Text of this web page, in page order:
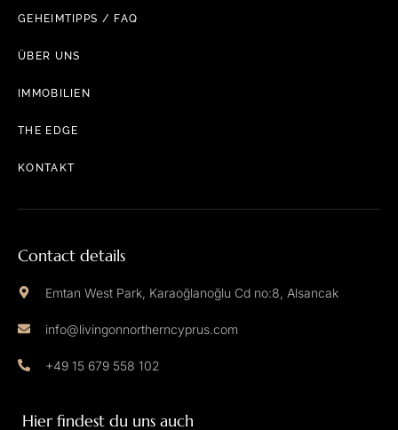
GEHEIMTIPPS / FAQ
ÜBER UNS
IMMOBILIEN
THE EDGE
KONTAKT
Contact details
Emtan West Park, Karaoğlanoğlu Cd no:8, Alsancak
info@livingonnortherncyprus.com
+49 15 679 558 102
Hier findest du uns auch